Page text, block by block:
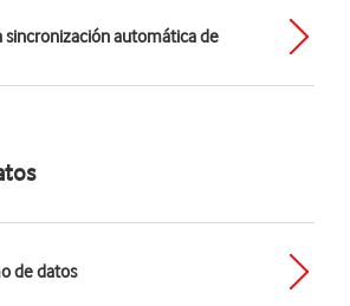
sincronización automática de
de datos